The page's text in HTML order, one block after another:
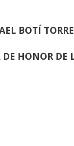
BOTÍ
HONOR DE